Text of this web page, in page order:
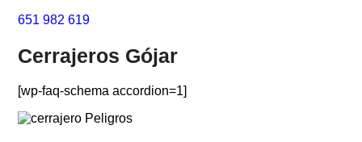
651 982 619
Cerrajeros Gójar
[wp-faq-schema accordion=1]